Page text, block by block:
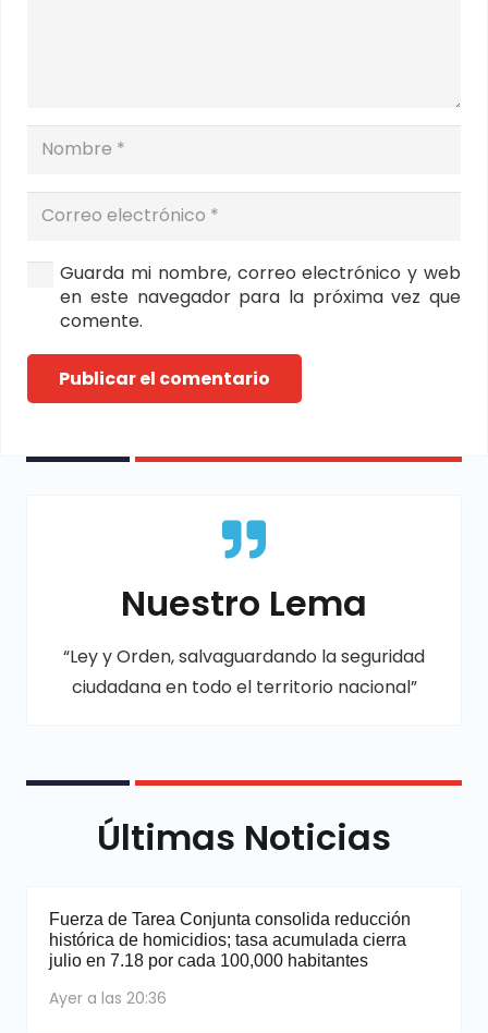
Guarda mi nombre, correo electrónico y web
en este navegador para la próxima vez que
comente.
Publicar el comentario
Nuestro Lema
“Ley y Orden, salvaguardando la seguridad
ciudadana en todo el territorio nacional”
Últimas Noticias
Fuerza de Tarea Conjunta consolida reducción
histórica de homicidios; tasa acumulada cierra
julio en 7.18 por cada 100,000 habitantes
Ayer a las 20:36